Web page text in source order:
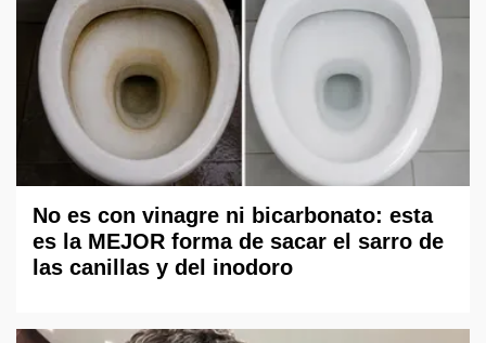
No es con vinagre ni bicarbonato: esta
es la MEJOR forma de sacar el sarro de
las canillas y del inodoro